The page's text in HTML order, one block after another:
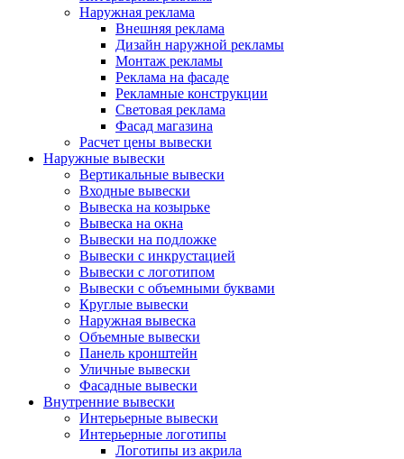
Наружная реклама
Внешняя реклама
Дизайн наружной рекламы
Монтаж рекламы
Реклама на фасаде
Рекламные конструкции
Световая реклама
Фасад магазина
Расчет цены вывески
Наружные вывески
Вертикальные вывески
Входные вывески
Вывеска на козырьке
Вывеска на окна
Вывески на подложке
Вывески с инкрустацией
Вывески с логотипом
Вывески с объемными буквами
Круглые вывески
Наружная вывеска
Объемные вывески
Панель кронштейн
Уличные вывески
Фасадные вывески
Внутренние вывески
Интерьерные вывески
Интерьерные логотипы
Логотипы из акрила